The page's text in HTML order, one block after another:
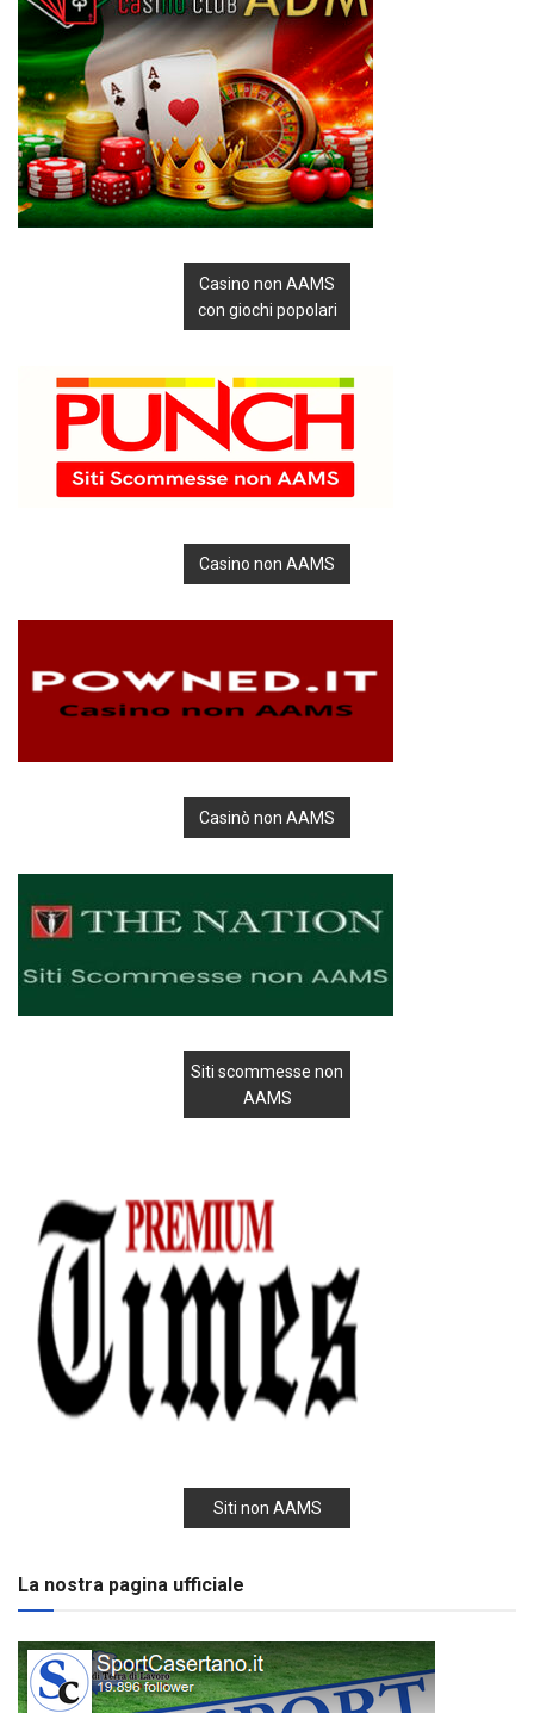
Casino non AAMS
con giochi popolari
Casino non AAMS
Casinò non AAMS
Siti scommesse non
AAMS
Siti non AAMS
La nostra pagina ufficiale